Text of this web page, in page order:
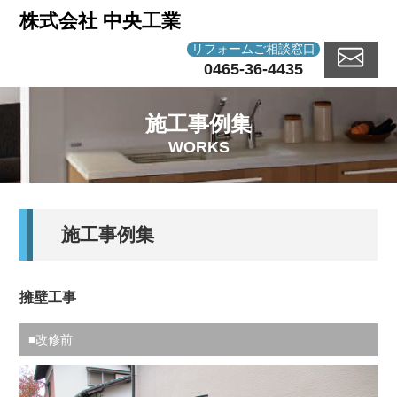
株式会社 中央工業
リフォームご相談窓口
0465-36-4435
施工事例集
WORKS
施工事例集
擁壁工事
■改修前